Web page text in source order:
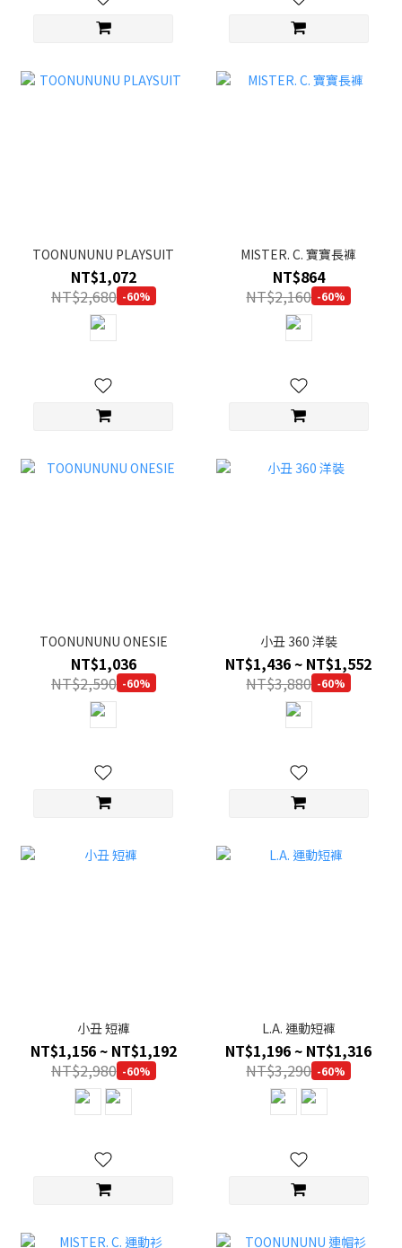
TOONUNUNU PLAYSUIT
NT$1,072
NT$2,680 -60%
MISTER. C. 寶寶長褲
NT$864
NT$2,160 -60%
TOONUNUNU ONESIE
NT$1,036
NT$2,590 -60%
小丑 360 洋裝
NT$1,436 ~ NT$1,552
NT$3,880 -60%
小丑 短褲
NT$1,156 ~ NT$1,192
NT$2,980 -60%
L.A. 運動短褲
NT$1,196 ~ NT$1,316
NT$3,290 -60%